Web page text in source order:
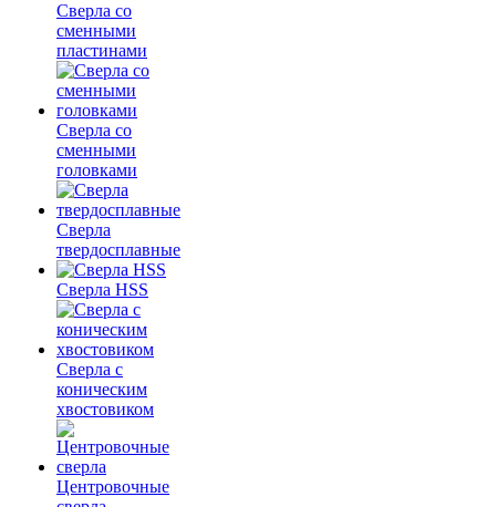
Сверла со
сменными
пластинами
Сверла со
сменными
головками
Сверла
твердосплавные
Сверла HSS
Сверла с
коническим
хвостовиком
Центровочные